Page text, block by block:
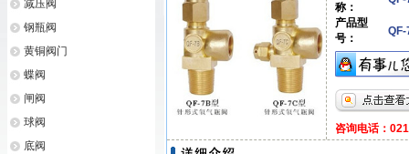
减压阀
钢瓶阀
黄铜阀门
蝶阀
闸阀
球阀
底阀
称：
产品型
号：
咨询电话：